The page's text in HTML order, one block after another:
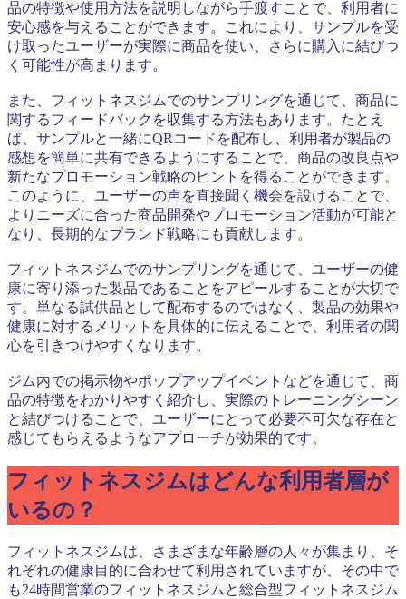
品の特徴や使用方法を説明しながら手渡すことで、利用者に
安心感を与えることができます。これにより、サンプルを受
け取ったユーザーが実際に商品を使い、さらに購入に結びつ
く可能性が高まります。
また、フィットネスジムでのサンプリングを通じて、商品に
関するフィードバックを収集する方法もあります。たとえ
ば、サンプルと一緒にQRコードを配布し、利用者が製品の
感想を簡単に共有できるようにすることで、商品の改良点や
新たなプロモーション戦略のヒントを得ることができます。
このように、ユーザーの声を直接聞く機会を設けることで、
よりニーズに合った商品開発やプロモーション活動が可能と
なり、長期的なブランド戦略にも貢献します。
フィットネスジムでのサンプリングを通じて、ユーザーの健
康に寄り添った製品であることをアピールすることが大切で
す。単なる試供品として配布するのではなく、製品の効果や
健康に対するメリットを具体的に伝えることで、利用者の関
心を引きつけやすくなります。
ジム内での掲示物やポップアップイベントなどを通じて、商
品の特徴をわかりやすく紹介し、実際のトレーニングシーン
と結びつけることで、ユーザーにとって必要不可欠な存在と
感じてもらえるようなアプローチが効果的です。
フィットネスジムはどんな利用者層が
いるの？
フィットネスジムは、さまざまな年齢層の人々が集まり、そ
れぞれの健康目的に合わせて利用されていますが、その中で
も24時間営業のフィットネスジムと総合型フィットネスジム